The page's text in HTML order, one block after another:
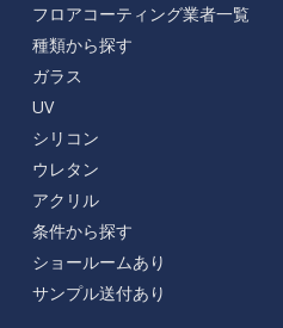
フロアコーティング業者一覧
種類から探す
ガラス
UV
シリコン
ウレタン
アクリル
条件から探す
ショールームあり
サンプル送付あり